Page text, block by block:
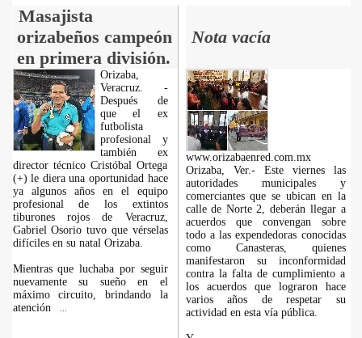
Masajista
orizabeños campeón
en primera división.
Nota vacía
Orizaba,
Veracruz. -
Después de
que el ex
futbolista
profesional y
también ex
director técnico Cristóbal Ortega
(+) le diera una oportunidad hace
ya algunos años en el equipo
profesional de los extintos
tiburones rojos de Veracruz,
Gabriel Osorio tuvo que vérselas
difíciles en su natal Orizaba.
Mientras que luchaba por seguir
nuevamente su sueño en el
máximo circuito, brindando la
atención
www.orizabaenred.com.mx
Orizaba, Ver.- Este viernes las
autoridades municipales y
comerciantes que se ubican en la
calle de Norte 2, deberán llegar a
acuerdos que convengan sobre
todo a las expendedoras conocidas
como Canasteras, quienes
manifestaron su inconformidad
contra la falta de cumplimiento a
los acuerdos que lograron hace
varios años de respetar su
actividad en esta vía pública.